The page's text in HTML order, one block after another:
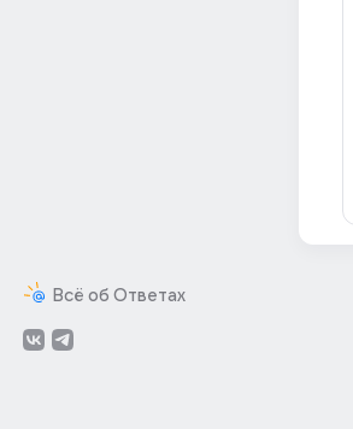
Всё об Ответах